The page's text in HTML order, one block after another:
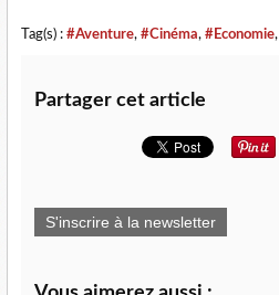
Tag(s) : #Aventure, #Cinéma, #Economie,
Partager cet article
S'inscrire à la newsletter